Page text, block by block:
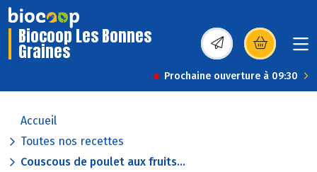
Biocoop Les Bonnes
Graines (s’ouvre dans une
Prochaine ouverture à 09:30
Accueil
Toutes nos recettes
Couscous de poulet aux fruits...